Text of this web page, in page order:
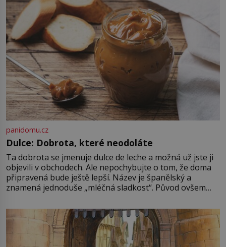
panidomu.cz
Dulce: Dobrota, které neodoláte
Ta dobrota se jmenuje dulce de leche a možná už jste ji
objevili v obchodech. Ale nepochybujte o tom, že doma
připravená bude ještě lepší. Název je španělský a
znamená jednoduše „mléčná sladkost“. Původ ovšem
pře hned několik latinskoamerických zemí a k tomu
Francie, kde se traduje,